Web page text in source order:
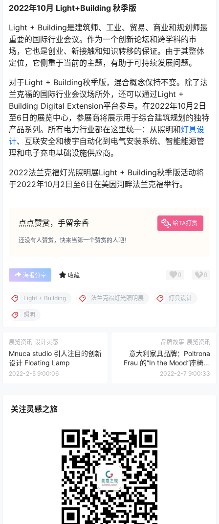
2022年10月 Light+Building 秋季版
Light + Building是建筑师、工业、贸易、商业和规划师最
重要的国际行业会议。作为一个创新论坛和跨学科的市
场，它也是创业、新接触和知识转移的保证。由于其整体
定位，它侧重于当前的主题，有助于可持续发展问题。
对于Light + Building秋季版，混合概念保持不变。除了法
兰克福的国际行业会议场所外，还可以通过Light +
Building Digital Extension平台参与。在2022年10月2日
至6日的展览中心，参展商将展示用于综合建筑规划的独特
产品系列。所有电力行业都在这里统一：从照明和灯具设
计、互联安全和楼宇自动化到电气安装系统、智能能源管
理和电子充电基础设施供应商。
2022法兰克福灯光照明展Light + Building秋季版活动将
于2022年10月2日至6日在美因河畔法兰克福举行。
点点赞赏，手留余香 给TA打赏
还没有人赞赏，快来当第一个赞赏的人吧！
海报分享 收藏 0 0
Light + Building 法兰克福灯光照明展 灯具设计
照明
展览资讯 设计灵感
Mnuca studio 引人注目的创新
设计 Floating Lamp
2022-2-5 9:00:06
品牌故事 展览资讯
意大利家具品牌：Poltrona
Frau 的“In the Mood”座椅系
统
2022-2-7 9:00:33
关注灵感之旅